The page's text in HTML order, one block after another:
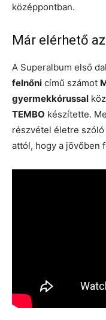
középpontban.
Már elérhető
A Superalbum első
felnőni című számot
gyermekkórussal
TEMBO készítette.
részvétel életre
attól, hogy a jövőben